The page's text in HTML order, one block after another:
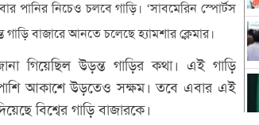
পানির নিচেও চলবে গাড়ি। ‘সাবমেরিন স্পোর্টস
বাজারে আনতে চলেছে হ্যামশার ক্লেমার।
গিয়েছিল উড়ন্ত গাড়ির কথা। এই গাড়ি
আকাশে উড়তেও সক্ষম। তবে এবার এই
বিশ্বের গাড়ি বাজারকে।